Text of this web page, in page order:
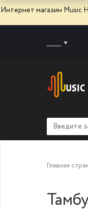
Интернет магазин Music
Главная